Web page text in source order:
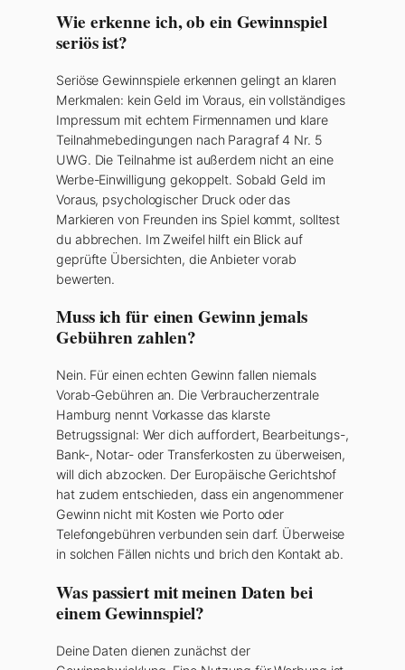
Wie erkenne ich, ob ein Gewinnspiel
seriös ist?
Seriöse Gewinnspiele erkennen gelingt an klaren
Merkmalen: kein Geld im Voraus, ein vollständiges
Impressum mit echtem Firmennamen und klare
Teilnahmebedingungen nach Paragraf 4 Nr. 5
UWG. Die Teilnahme ist außerdem nicht an eine
Werbe-Einwilligung gekoppelt. Sobald Geld im
Voraus, psychologischer Druck oder das
Markieren von Freunden ins Spiel kommt, solltest
du abbrechen. Im Zweifel hilft ein Blick auf
geprüfte Übersichten, die Anbieter vorab
bewerten.
Muss ich für einen Gewinn jemals
Gebühren zahlen?
Nein. Für einen echten Gewinn fallen niemals
Vorab-Gebühren an. Die Verbraucherzentrale
Hamburg nennt Vorkasse das klarste
Betrugssignal: Wer dich auffordert, Bearbeitungs-,
Bank-, Notar- oder Transferkosten zu überweisen,
will dich abzocken. Der Europäische Gerichtshof
hat zudem entschieden, dass ein angenommener
Gewinn nicht mit Kosten wie Porto oder
Telefongebühren verbunden sein darf. Überweise
in solchen Fällen nichts und brich den Kontakt ab.
Was passiert mit meinen Daten bei
einem Gewinnspiel?
Deine Daten dienen zunächst der